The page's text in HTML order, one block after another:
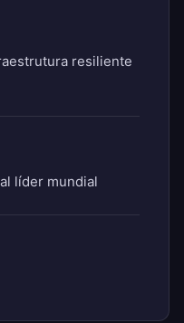
resiliente
líder mundial